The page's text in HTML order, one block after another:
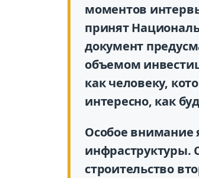
моментов
принят
документ
объемом
как человеку,
интересно, как
Особое внимание
инфраструктуры.
строительство